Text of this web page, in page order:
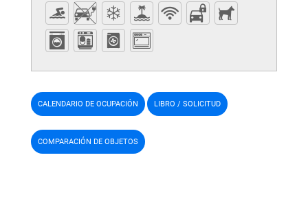
CALENDARIO DE OCUPACIÓN LIBRO / SOLICITUD
COMPARACIÓN DE OBJETOS